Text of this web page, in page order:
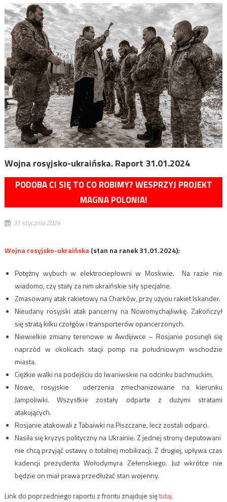
Wojna rosyjsko-ukraińska. Raport 31.01.2024
PODOBA CI SIĘ TO CO ROBIMY? WESPRZYJ PROJEKT
MAGNA POLONIA!
31 stycznia 2024
Wojna rosyjsko-ukraińska(stan na ranek 31.01.2024):
Potężny wybuch w elektrociepłowni w Moskwie. Na razie nie
wiadomo, czy stały za nim ukraińskie siły specjalne.
Zmasowany atak rakietowy na Charków, przy użyciu rakiet Iskander.
Nieudany rosyjski atak pancerny na Nowomychajliwkę. Zakończył
się stratą kilku czołgów i transporterów opancerzonych.
Niewielkie zmiany terenowe w Awdijiwce – Rosjanie posunęli się
naprzód w okolicach stacji pomp na południowym wschodzie
miasta.
Ciężkie walki na podejściu do Iwaniwskie na odcinku bachmuckim.
Nowe, rosyjskie uderzenia zmechanizowane na kierunku
Jampoliwki. Wszystkie zostały odparte z dużymi stratami
atakujących.
Rosjanie atakowali z Tabaiwki na Piszczane, lecz zostali odparci.
Nasila się kryzys polityczny na Ukrainie. Z jednej strony deputowani
nie chcą przyjąć ustawy o totalnej mobilizacji. Z drugiej, upływa czas
kadencji prezydenta Wołodymyra Zełenskiego. Już wkrótce nie
będzie on miał prawa przedłużać stan wojenny.
Link do poprzedniego raportu z frontu znajduje siętutaj.